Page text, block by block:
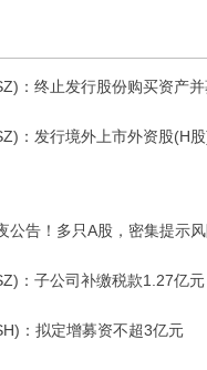
：终止发行股份购买资产
：发行境外上市外资股(H
公告！多只A股，密集提示
：子公司补缴税款1.27亿元
：拟定增募资不超3亿元